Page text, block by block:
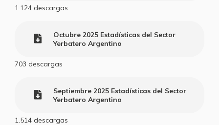
1.124 descargas
Octubre 2025 Estadísticas del Sector
Yerbatero Argentino
703 descargas
Septiembre 2025 Estadísticas del Sector
Yerbatero Argentino
1.514 descargas